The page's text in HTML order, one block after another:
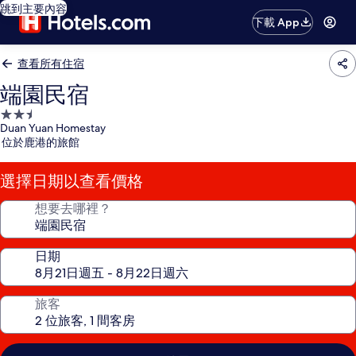
跳到主要內容
下載 App
查看所有住宿
端園民宿
2.5
星
級
住
宿
Duan Yuan Homestay
位於鹿港的旅館
選擇日期以查看價格
想要去哪裡？
日期
旅客